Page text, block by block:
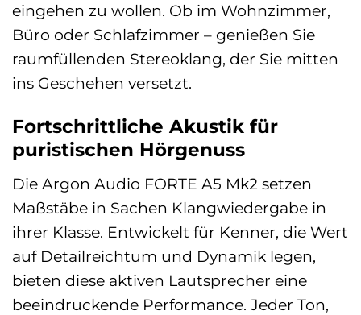
eingehen zu wollen. Ob im Wohnzimmer,
Büro oder Schlafzimmer – genießen Sie
raumfüllenden Stereoklang, der Sie mitten
ins Geschehen versetzt.
Fortschrittliche Akustik für
puristischen Hörgenuss
Die Argon Audio FORTE A5 Mk2 setzen
Maßstäbe in Sachen Klangwiedergabe in
ihrer Klasse. Entwickelt für Kenner, die Wert
auf Detailreichtum und Dynamik legen,
bieten diese aktiven Lautsprecher eine
beeindruckende Performance. Jeder Ton,